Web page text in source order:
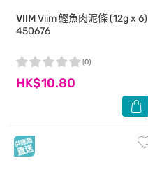
VIIMViim 鰹魚肉泥條 (12g x 6)
450676
HK$10.80
(0)